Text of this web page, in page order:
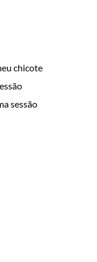
chicote
sessão